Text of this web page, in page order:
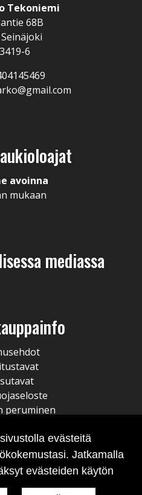
Tekoniemi
68B
6
avoinna
mukaan
mediassa
peruminen
evästeitä
Jatkamalla
evästeiden käytön